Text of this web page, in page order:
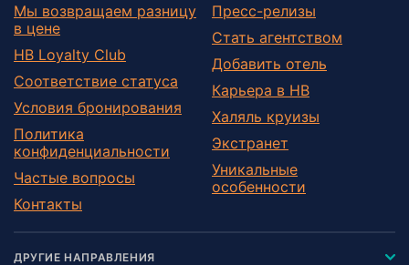
Мы возвращаем разницу
в цене
HB Loyalty Club
Соответствие статуса
Условия бронирования
Политика
конфиденциальности
Частые вопросы
Контакты
Пресс-релизы
Стать агентством
Добавить отель
Карьера в HB
Халяль круизы
Экстранет
Уникальные
особенности
ДРУГИЕ НАПРАВЛЕНИЯ